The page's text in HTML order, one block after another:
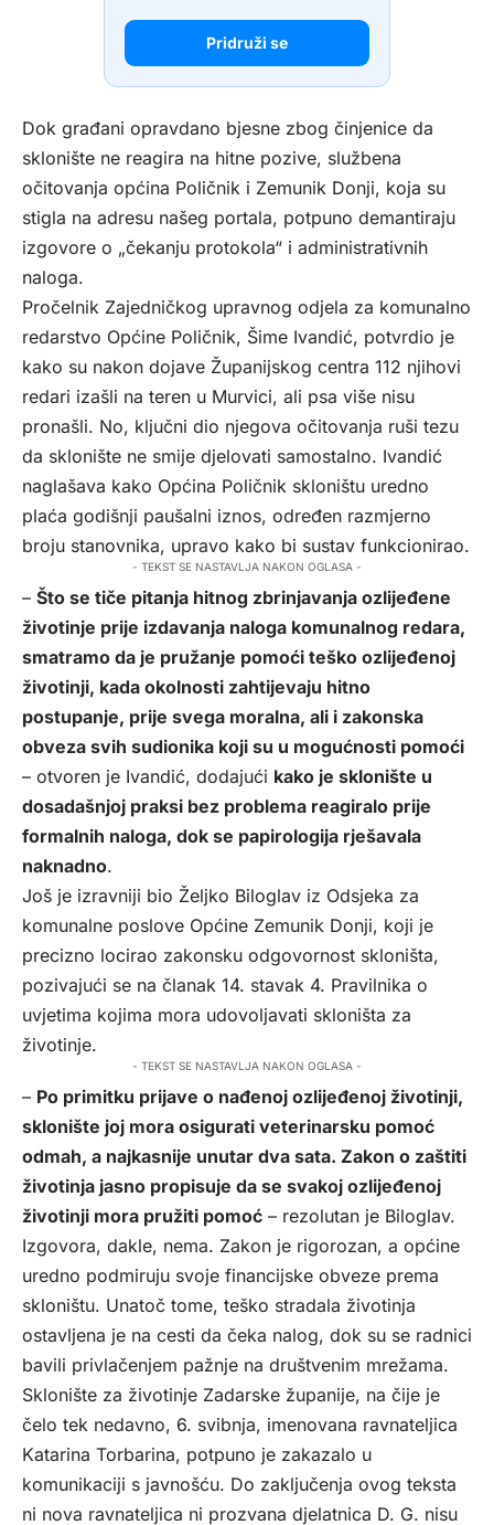
Pridruži se
Dok građani opravdano bjesne zbog činjenice da
sklonište ne reagira na hitne pozive, službena
očitovanja općina Poličnik i Zemunik Donji, koja su
stigla na adresu našeg portala, potpuno demantiraju
izgovore o „čekanju protokola“ i administrativnih
naloga.
Pročelnik Zajedničkog upravnog odjela za komunalno
redarstvo Općine Poličnik, Šime Ivandić, potvrdio je
kako su nakon dojave Županijskog centra 112 njihovi
redari izašli na teren u Murvici, ali psa više nisu
pronašli. No, ključni dio njegova očitovanja ruši tezu
da sklonište ne smije djelovati samostalno. Ivandić
naglašava kako Općina Poličnik skloništu uredno
plaća godišnji paušalni iznos, određen razmjerno
broju stanovnika, upravo kako bi sustav funkcionirao.
- TEKST SE NASTAVLJA NAKON OGLASA -
– Što se tiče pitanja hitnog zbrinjavanja ozlijeđene
životinje prije izdavanja naloga komunalnog redara,
smatramo da je pružanje pomoći teško ozlijeđenoj
životinji, kada okolnosti zahtijevaju hitno
postupanje, prije svega moralna, ali i zakonska
obveza svih sudionika koji su u mogućnosti pomoći
– otvoren je Ivandić, dodajući kako je sklonište u
dosadašnjoj praksi bez problema reagiralo prije
formalnih naloga, dok se papirologija rješavala
naknadno.
Još je izravniji bio Željko Biloglav iz Odsjeka za
komunalne poslove Općine Zemunik Donji, koji je
precizno locirao zakonsku odgovornost skloništa,
pozivajući se na članak 14. stavak 4. Pravilnika o
uvjetima kojima mora udovoljavati skloništa za
životinje.
- TEKST SE NASTAVLJA NAKON OGLASA -
– Po primitku prijave o nađenoj ozlijeđenoj životinji,
sklonište joj mora osigurati veterinarsku pomoć
odmah, a najkasnije unutar dva sata. Zakon o zaštiti
životinja jasno propisuje da se svakoj ozlijeđenoj
životinji mora pružiti pomoć – rezolutan je Biloglav.
Izgovora, dakle, nema. Zakon je rigorozan, a općine
uredno podmiruju svoje financijske obveze prema
skloništu. Unatoč tome, teško stradala životinja
ostavljena je na cesti da čeka nalog, dok su se radnici
bavili privlačenjem pažnje na društvenim mrežama.
Sklonište za životinje Zadarske županije, na čije je
čelo tek nedavno, 6. svibnja, imenovana ravnateljica
Katarina Torbarina, potpuno je zakazalo u
komunikaciji s javnošću. Do zaključenja ovog teksta
ni nova ravnateljica ni prozvana djelatnica D. G. nisu